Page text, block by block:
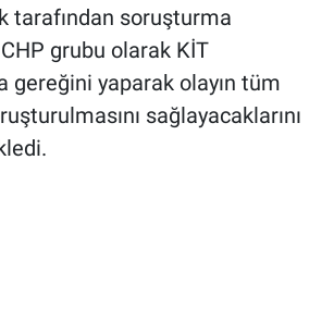
tarafından soruşturma
grubu olarak KİT
gereğini yaparak olayın tüm
sağlayacaklarını